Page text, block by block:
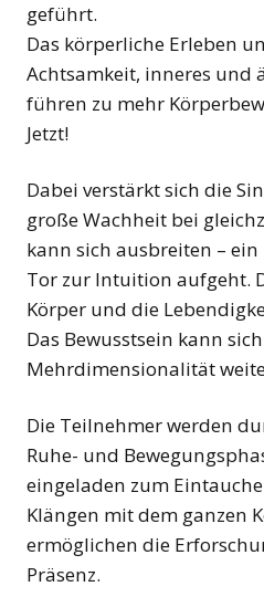
geführt.
Das körperliche Erleben
Achtsamkeit, inneres und
führen zu mehr
Jetzt!
Dabei verstärkt sich die
große Wachheit bei
kann sich ausbreiten –
Tor zur Intuition aufgeht.
Körper und die
Das Bewusstsein kann
Mehrdimensionalität
Die Teilnehmer werden
Ruhe- und
eingeladen zum
Klängen mit dem ganzen
ermöglichen die
Präsenz.